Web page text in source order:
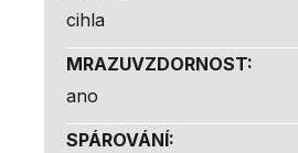
cihla
MRAZUVZDORNOST:
ano
SPÁROVÁNÍ: